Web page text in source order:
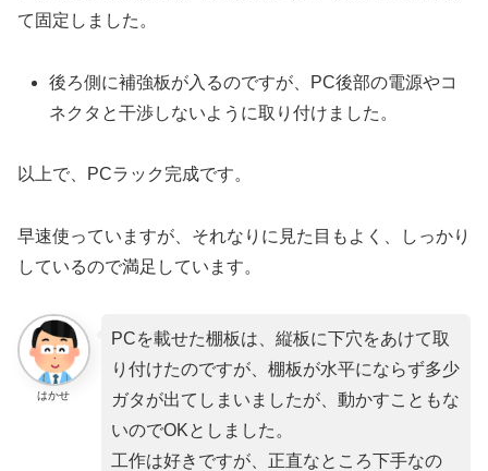
て固定しました。
後ろ側に補強板が入るのですが、PC後部の電源やコ
ネクタと干渉しないように取り付けました。
以上で、PCラック完成です。
早速使っていますが、それなりに見た目もよく、しっかり
しているので満足しています。
はかせ
PCを載せた棚板は、縦板に下穴をあけて取
り付けたのですが、棚板が水平にならず多少
ガタが出てしまいましたが、動かすこともな
いのでOKとしました。
工作は好きですが、正直なところ下手なの